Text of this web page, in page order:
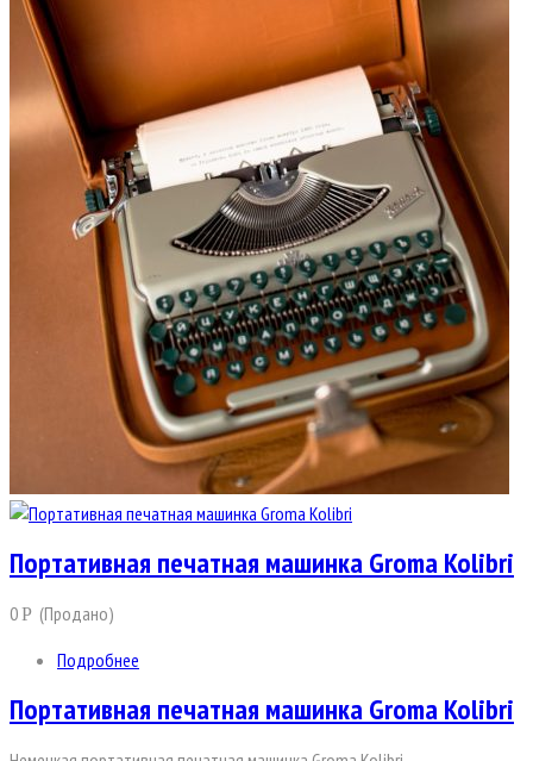
Портативная печатная машинка Groma Kolibri
0Р (Продано)
Подробнее
Портативная печатная машинка Groma Kolibri